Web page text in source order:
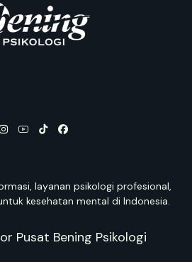
layanan psikologi profesional,
kesehatan mental di Indonesia.
Pusat Bening Psikologi